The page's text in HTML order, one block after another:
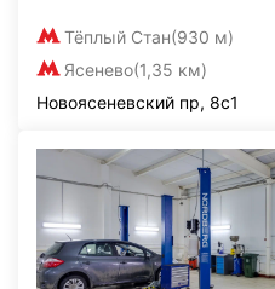
Тёплый Стан(930 м)
Ясенево(1,35 км)
Новоясеневский пр, 8с1